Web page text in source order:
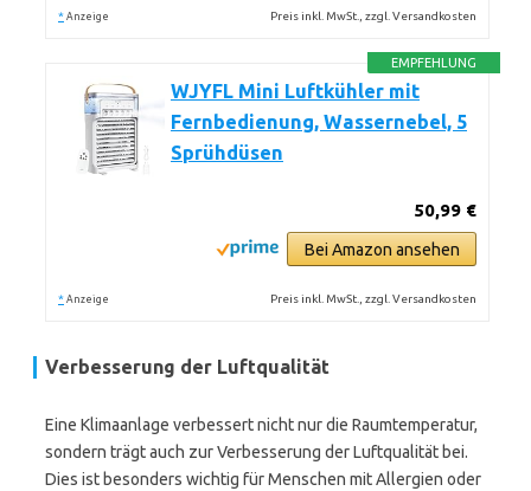
* Anzeige Preis inkl. MwSt., zzgl. Versandkosten
EMPFEHLUNG
WJYFL Mini Luftkühler mit
Fernbedienung, Wassernebel, 5
Sprühdüsen
50,99 €
Bei Amazon ansehen
* Anzeige Preis inkl. MwSt., zzgl. Versandkosten
Verbesserung der Luftqualität
Eine Klimaanlage verbessert nicht nur die Raumtemperatur,
sondern trägt auch zur Verbesserung der Luftqualität bei.
Dies ist besonders wichtig für Menschen mit Allergien oder